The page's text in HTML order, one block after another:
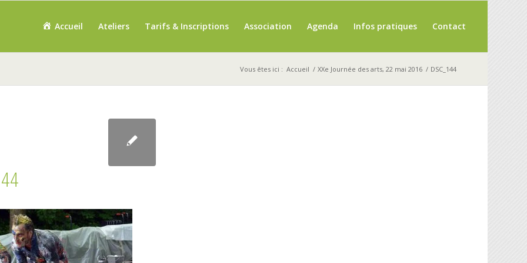
Accueil Ateliers Tarifs & Inscriptions Association Agenda Infos pratiques Contact
Vous êtes ici : Accueil / XXe Journée des arts, 22 mai 2016 / DSC_144